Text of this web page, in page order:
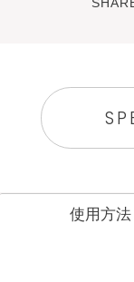
使用方法